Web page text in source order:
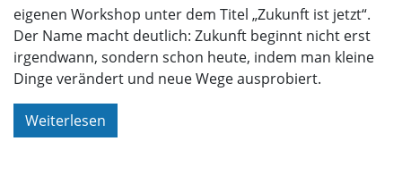
eigenen Workshop unter dem Titel „Zukunft ist jetzt“.
Der Name macht deutlich: Zukunft beginnt nicht erst
irgendwann, sondern schon heute, indem man kleine
Dinge verändert und neue Wege ausprobiert.
Weiterlesen